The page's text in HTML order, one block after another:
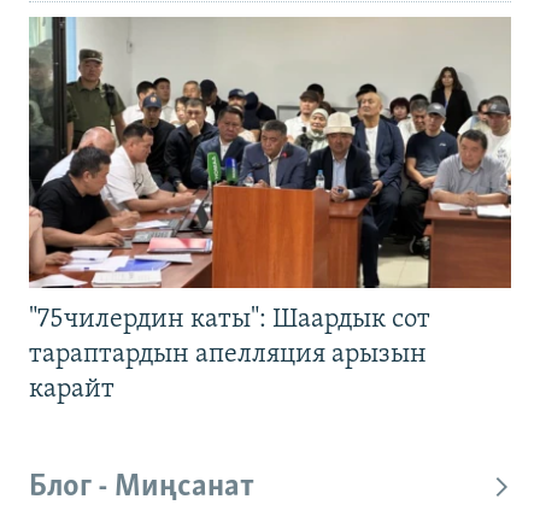
"75чилердин каты": Шаардык сот
тараптардын апелляция арызын
карайт
Блог - Миңсанат